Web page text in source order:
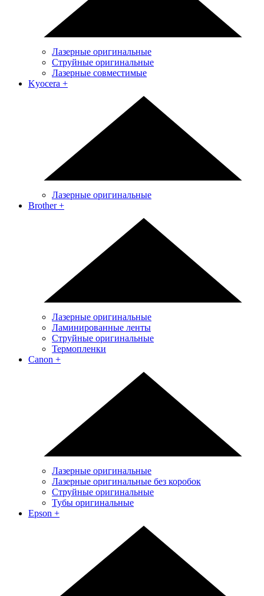
Лазерные оригинальные
Струйные оригинальные
Лазерные совместимые
Kyocera +
Лазерные оригинальные
Brother+
Лазерные оригинальные
Ламинированные ленты
Струйные оригинальные
Термопленки
Canon +
Лазерные оригинальные
Лазерные оригинальные без коробок
Струйные оригинальные
Тубы оригинальные
Epson +